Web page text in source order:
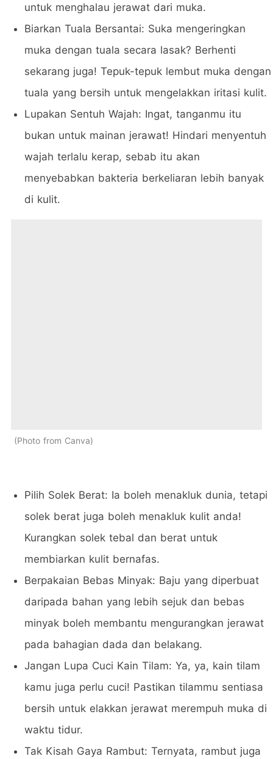
untuk menghalau jerawat dari muka.
Biarkan Tuala Bersantai: Suka mengeringkan
muka dengan tuala secara lasak? Berhenti
sekarang juga! Tepuk-tepuk lembut muka dengan
tuala yang bersih untuk mengelakkan iritasi kulit.
Lupakan Sentuh Wajah: Ingat, tanganmu itu
bukan untuk mainan jerawat! Hindari menyentuh
wajah terlalu kerap, sebab itu akan
menyebabkan bakteria berkeliaran lebih banyak
di kulit.
Photo from Canva
Pilih Solek Berat: Ia boleh menakluk dunia, tetapi
solek berat juga boleh menakluk kulit anda!
Kurangkan solek tebal dan berat untuk
membiarkan kulit bernafas.
Berpakaian Bebas Minyak: Baju yang diperbuat
daripada bahan yang lebih sejuk dan bebas
minyak boleh membantu mengurangkan jerawat
pada bahagian dada dan belakang.
Jangan Lupa Cuci Kain Tilam: Ya, ya, kain tilam
kamu juga perlu cuci! Pastikan tilammu sentiasa
bersih untuk elakkan jerawat merempuh muka di
waktu tidur.
Tak Kisah Gaya Rambut: Ternyata, rambut juga